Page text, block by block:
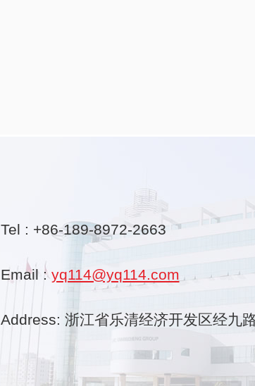
Tel : +86-189-8972-2663
Email :yq114@yq114.com
Address: 浙江省乐清经济开发区经九